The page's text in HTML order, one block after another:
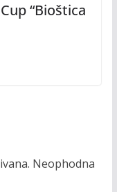
“Bioštica
Neophodna